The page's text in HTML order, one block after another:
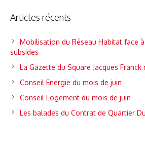
Articles récents
Mobilisation du Réseau Habitat face
subsides
La Gazette du Square Jacques Franck
Conseil Energie du mois de juin
Conseil Logement du mois de juin
Les balades du Contrat de Quartier